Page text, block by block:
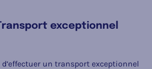
exceptionnel
un transport exceptionnel